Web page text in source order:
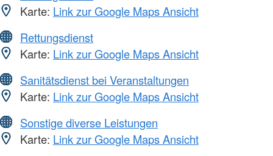
Karte: Link zur Google Maps Ansicht
Rettungsdienst
Karte: Link zur Google Maps Ansicht
Sanitätsdienst bei Veranstaltungen
Karte: Link zur Google Maps Ansicht
Sonstige diverse Leistungen
Karte: Link zur Google Maps Ansicht